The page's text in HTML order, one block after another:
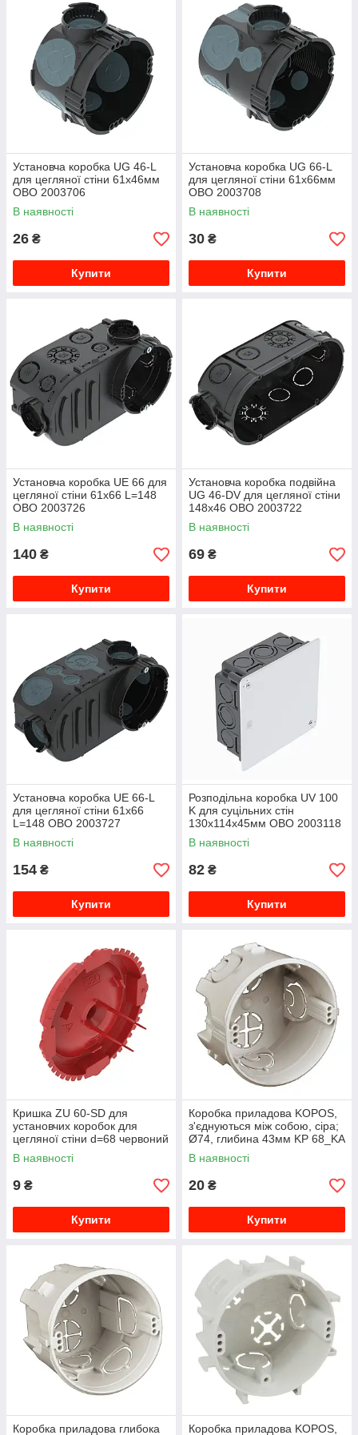
Установча коробка UG 46-L
для цегляної стіни 61х46мм
OBO 2003706
В наявності
26 ₴
Купити
Установча коробка UG 66-L
для цегляної стіни 61х66мм
OBO 2003708
В наявності
30 ₴
Купити
Установча коробка UE 66 для
цегляної стіни 61х66 L=148
OBO 2003726
В наявності
140 ₴
Купити
Установча коробка подвійна
UG 46-DV для цегляної стіни
148х46 OBO 2003722
В наявності
69 ₴
Купити
Установча коробка UE 66-L
для цегляної стіни 61х66
L=148 OBO 2003727
В наявності
154 ₴
Купити
Розподільна коробка UV 100
K для суцільних стін
130х114х45мм OBO 2003118
В наявності
82 ₴
Купити
Кришка ZU 60-SD для
установчих коробок для
цегляної стіни d=68 червоний
OBO 2003760
В наявності
9 ₴
Купити
Коробка приладова KOPOS,
з'єднуються між собою, сіра;
Ø74, глибина 43мм KP 68_KA
В наявності
20 ₴
Купити
Коробка приладова глибока Коробка приладова KOPOS,